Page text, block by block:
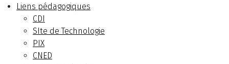
Liens pédagogiques
CDI
SIte de Technologie
PIX
CNED